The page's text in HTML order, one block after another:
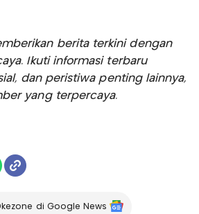
berita terkini dengan
Ikuti informasi terbaru
dan peristiwa penting lainnya,
yang terpercaya.
di Google News